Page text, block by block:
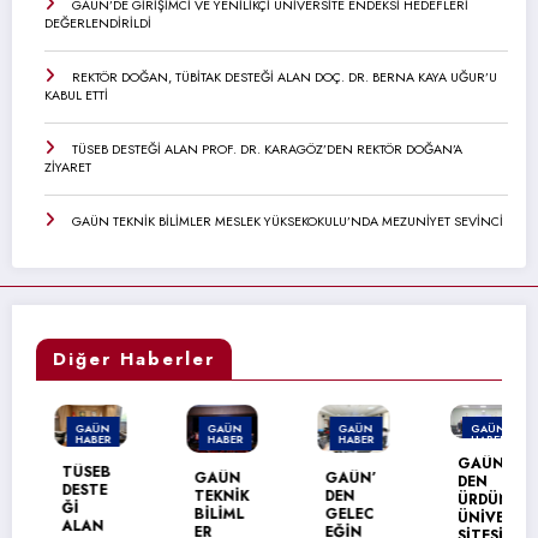
GAÜN’DE GİRİŞİMCİ VE YENİLİKÇİ ÜNİVERSİTE ENDEKSİ HEDEFLERİ
DEĞERLENDİRİLDİ
REKTÖR DOĞAN, TÜBİTAK DESTEĞİ ALAN DOÇ. DR. BERNA KAYA UĞUR’U
KABUL ETTİ
TÜSEB DESTEĞİ ALAN PROF. DR. KARAGÖZ’DEN REKTÖR DOĞAN’A
ZİYARET
GAÜN TEKNİK BİLİMLER MESLEK YÜKSEKOKULU’NDA MEZUNİYET SEVİNCİ
Diğer Haberler
GAÜN
HABER
TÜSEB
DESTE
ALAN
GAÜN
HABER
GAÜN
TEKNİK
BİLİML
GAÜN
HABER
GAÜN’
DEN
GELEC
EĞİN
GAÜN
HABER
GAÜN’
DEN
ÜRDÜN
ÜNİVER